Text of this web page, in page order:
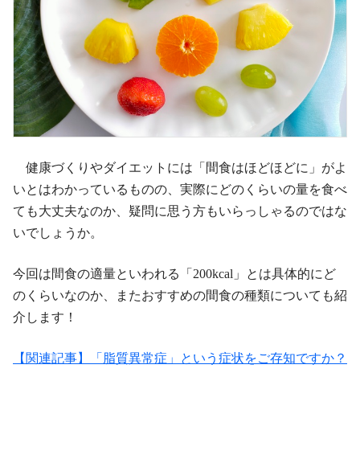
健康づくりやダイエットには「間食はほどほどに」がよ
いとはわかっているものの、実際にどのくらいの量を食べ
ても大丈夫なのか、疑問に思う方もいらっしゃるのではな
いでしょうか。
今回は間食の適量といわれる「200kcal」とは具体的にど
のくらいなのか、またおすすめの間食の種類についても紹
介します！
【関連記事】「脂質異常症」という症状をご存知ですか？